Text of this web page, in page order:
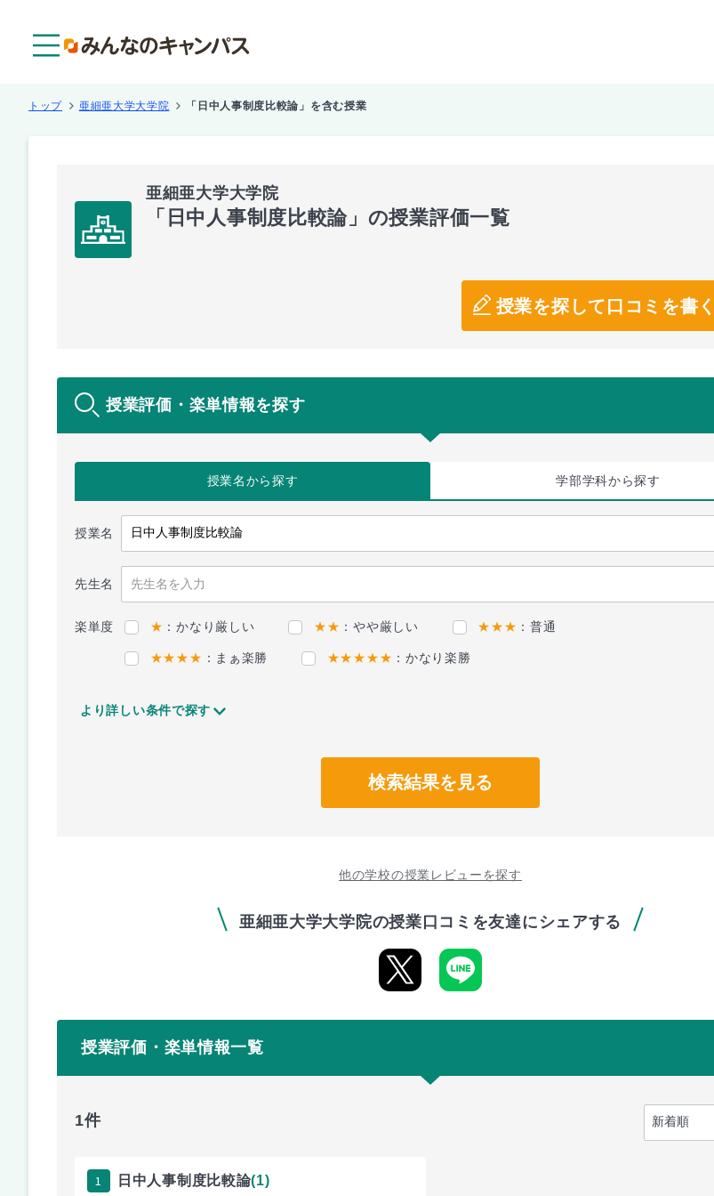
トップ 亜細亜大学大学院 「日中人事制度比較論」を含む授業
亜細亜大学大学院
「日中人事制度比較論」の授業評価一覧
授業を探して口コミを書く
授業評価・楽単情報を探す
授業名から探す 学部学科から探す
授業名
先生名
楽単度 ★ ：かなり厳しい ★★ ：やや厳しい ★★★ ：普通
★★★★ ：まぁ楽勝 ★★★★★ ：かなり楽勝
より詳しい条件で探す
検索結果を見る
他の学校の授業レビューを探す
亜細亜大学大学院の授業口コミを友達にシェアする
授業評価・楽単情報一覧
1件
1 日中人事制度比較論(1)